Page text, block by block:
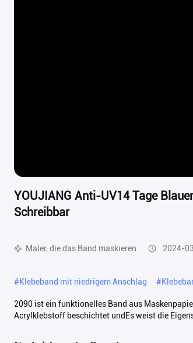
YOUJIANG Anti-UV14 Tage
Schreibbar
Maler, die das Band maskieren 2024-
#Klebeband mit niedrigem Anschlag #
2090 ist ein funktionelles Band aus
Acrylklebstoff beschichtet undEs weist die